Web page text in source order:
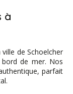
à
de Schoelcher
de mer. Nos
parfait